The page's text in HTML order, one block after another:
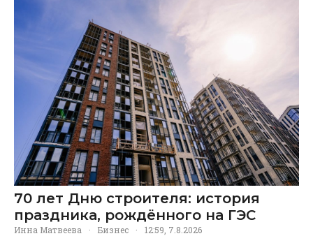
70 лет Дню строителя: история
праздника, рождённого на ГЭС
Инна Матвеева · Бизнес · 12:59, 7.8.2026